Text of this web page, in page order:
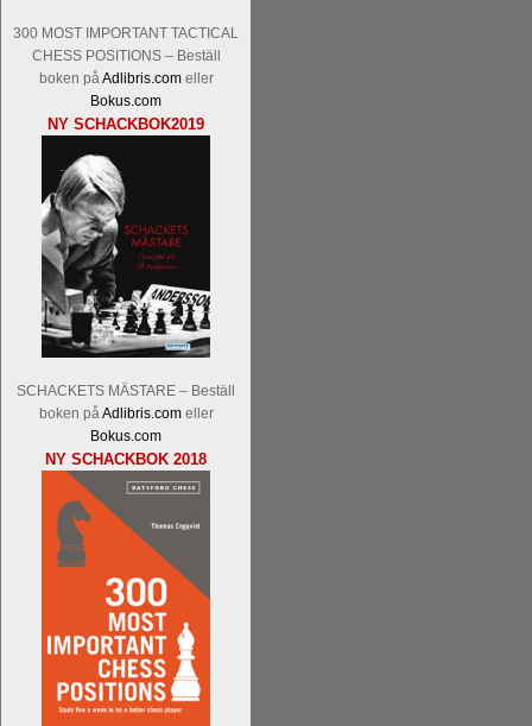
300 MOST IMPORTANT TACTICAL
CHESS POSITIONS – Beställ
boken påAdlibris.comeller
Bokus.com
NY SCHACKBOK2019
SCHACKETS MÄSTARE – Beställ
boken påAdlibris.comeller
Bokus.com
NY SCHACKBOK 2018